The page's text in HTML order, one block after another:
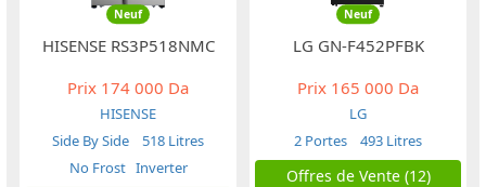
Neuf
HISENSE RS3P518NMC
Prix 174 000 Da
HISENSE
Side By Side
518 Litres
No Frost Inverter
Neuf
LG GN-F452PFBK
Prix 165 000 Da
LG
2 Portes
493 Litres
Offres de Vente (12)